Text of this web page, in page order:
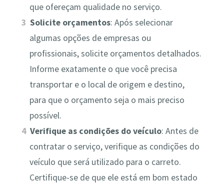
que ofereçam qualidade no serviço.
Solicite orçamentos: Após selecionar
algumas opções de empresas ou
profissionais, solicite orçamentos detalhados.
Informe exatamente o que você precisa
transportar e o local de origem e destino,
para que o orçamento seja o mais preciso
possível.
Verifique as condições do veículo: Antes de
contratar o serviço, verifique as condições do
veículo que será utilizado para o carreto.
Certifique-se de que ele está em bom estado